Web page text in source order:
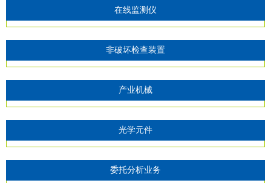
在线监测仪
非破坏检查装置
产业机械
光学元件
委托分析业务